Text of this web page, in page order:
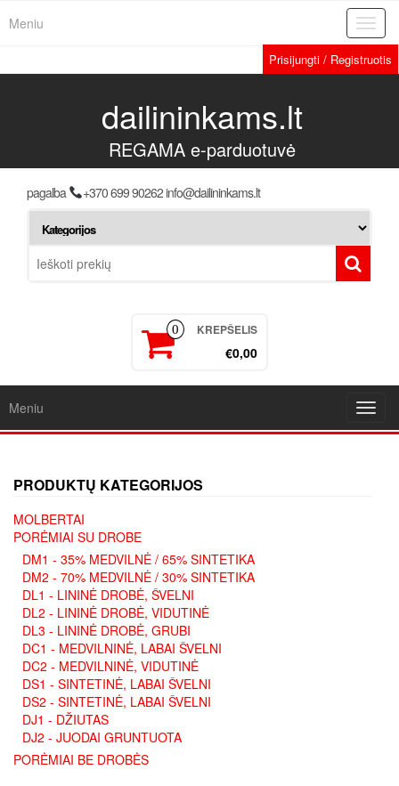
Meniu
Prisijungti / Registruotis
dailininkams.lt
REGAMA e-parduotuvė
pagalba +370 699 90262 info@dailininkams.lt
0 KREPŠELIS
€0,00
Meniu
PRODUKTŲ KATEGORIJOS
MOLBERTAI
PORĖMIAI SU DROBE
DM1 - 35% MEDVILNĖ / 65% SINTETIKA
DM2 - 70% MEDVILNĖ / 30% SINTETIKA
DL1 - LININĖ DROBĖ, ŠVELNI
DL2 - LININĖ DROBĖ, VIDUTINĖ
DL3 - LININĖ DROBĖ, GRUBI
DC1 - MEDVILNINĖ, LABAI ŠVELNI
DC2 - MEDVILNINĖ, VIDUTINĖ
DS1 - SINTETINĖ, LABAI ŠVELNI
DS2 - SINTETINĖ, LABAI ŠVELNI
DJ1 - DŽIUTAS
DJ2 - JUODAI GRUNTUOTA
PORĖMIAI BE DROBĖS